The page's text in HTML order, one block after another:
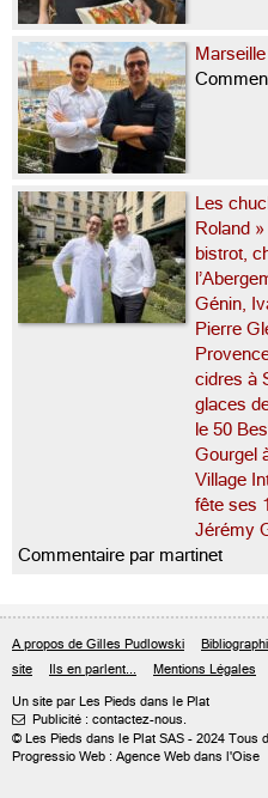
Les
Roland
bistrot,
Génin,
Pierre
cidres à
glaces
le 50
Gourgel
Village
fête ses
Jérémy
Commentaire par martinet
A propos de Gilles Pudlowski
site
Ils en parlent... Mentions Légales
Un site par Les Pieds dans le Plat
 Publicité : contactez-nous.
© Les Pieds dans le Plat SAS - 2024 Tous
Progressio Web : Agence Web dans l'Oise